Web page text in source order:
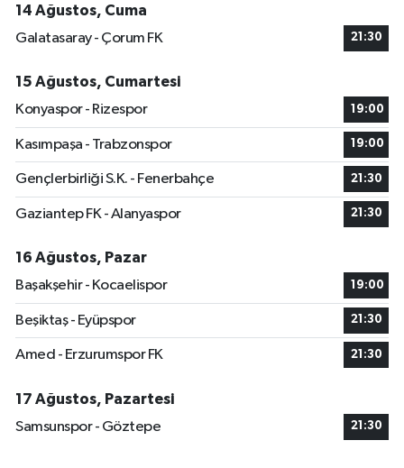
14 Ağustos, Cuma
Galatasaray - Çorum FK
21:30
15 Ağustos, Cumartesi
Konyaspor - Rizespor
19:00
Kasımpaşa - Trabzonspor 19:00
Gençlerbirliği S.K. - Fenerbahçe 21:30
Gaziantep FK - Alanyaspor 21:30
16 Ağustos, Pazar
Başakşehir - Kocaelispor
19:00
Beşiktaş - Eyüpspor 21:30
Amed - Erzurumspor FK 21:30
17 Ağustos, Pazartesi
Samsunspor - Göztepe
21:30